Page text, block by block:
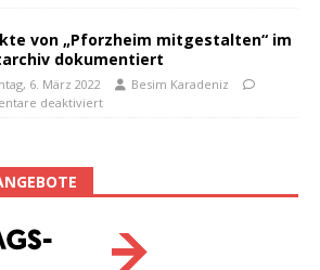
von „Pforzheim mitgestalten“ im
dokumentiert
6. März 2022
Besim Karadeniz
deaktiviert